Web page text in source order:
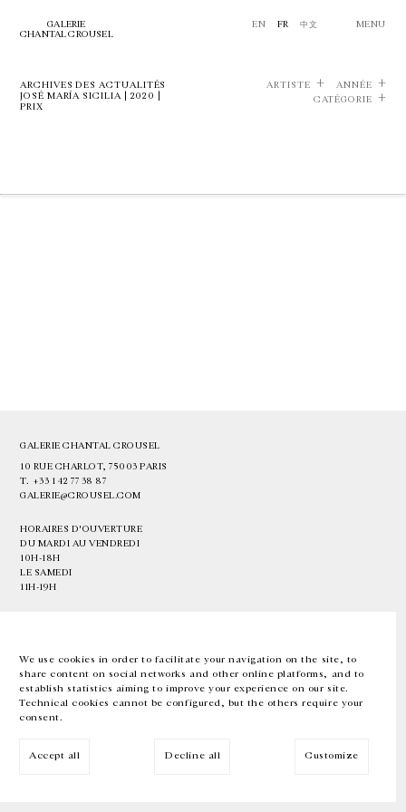
We use cookies in order to facilitate your navigation on the site, to
share content on social networks and other online platforms, and to
establish statistics aiming to improve your experience on our site.
Technical cookies cannot be configured, but the others require your
consent.
Accept all Decline all Customize
GALERIE
CHANTAL CROUSEL
EN FR 中文 MENU
ARCHIVES DES ACTUALITÉS
JOSÉ MARÍA SICILIA | 2020 |
PRIX
ARTISTE
ANNÉE
CATÉGORIE
GALERIE CHANTAL CROUSEL
10 RUE CHARLOT, 75003 PARIS
T. +33 1 42 77 38 87
GALERIE@CROUSEL.COM
HORAIRES D'OUVERTURE
DU MARDI AU VENDREDI
10H-18H
LE SAMEDI
11H-19H
EN FR 中文 Facebook Instagram
Inscrivez-vous à notre newsletter